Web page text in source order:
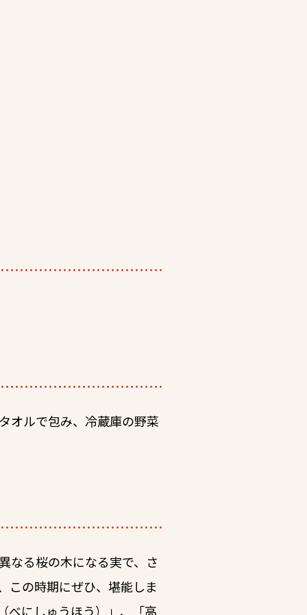
オルで包み、冷蔵庫の野菜
なる桜の木になる実で、さ
この時期にぜひ、堪能しま
べにしゅうほう）」、「高